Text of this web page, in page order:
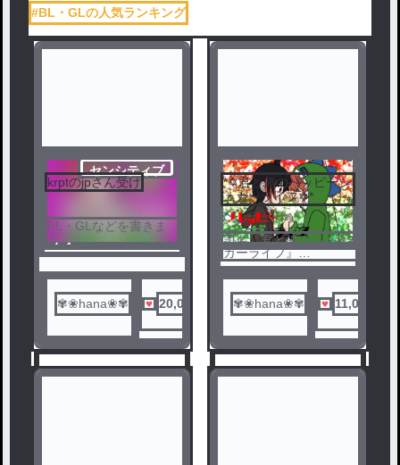
#BL・GLの人気ランキング
ノベ
センシティブ
krptのjpさん受け
BL・GLなどを書きま
す。
地雷のR-18はないで
り、キス程度な
♡7000ありがとうござ
います！2025/1.1
♡8000ありがとうござ
います！2025/1.3
♡11000ありがとうご
ざいます！2025/1.8
✾❀hana❀✾ 20,008
*✡君と俺のハッピーシ
ュガーライフ✡*
題名『君と俺のハッピーシュ
ガーライフ』
本家・参考様➺【ハッピーシ
ュガーライフ】
/鍵空とみやき/様
この作品はyajpとなっており
ます。
【ハッピーシュガーライフ】
を参考にしたものです。
たまに、グロ表現などがあり
ます。
✾❀hana❀✾ 11,068